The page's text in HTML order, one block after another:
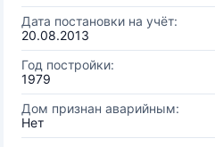
Дата постановки на учёт:
20.08.2013
Год постройки:
1979
Дом признан аварийным:
Нет